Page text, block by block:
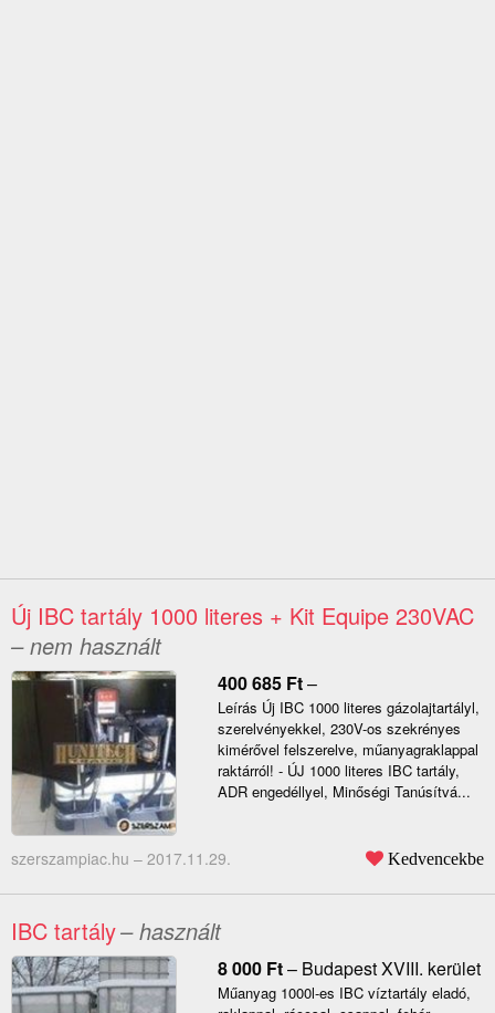
Új IBC tartály 1000 literes + Kit Equipe 230VAC
– nem használt
400 685 Ft–
Leírás Új IBC 1000 literes gázolajtartályl,
szerelvényekkel, 230V-os szekrényes
kimérővel felszerelve, műanyagraklappal
raktárról! - ÚJ 1000 literes IBC tartály,
ADR engedéllyel, Minőségi Tanúsítvá...
szerszampiac.hu – 2017.11.29. Kedvencekbe
IBC tartály– használt
8 000 Ft– Budapest XVIII. kerület
Műanyag 1000l-es IBC víztartály eladó,